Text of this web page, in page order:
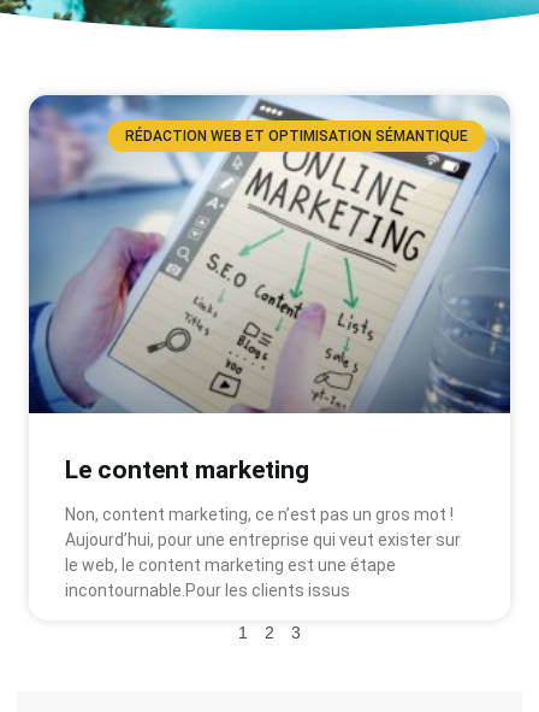
RÉDACTION WEB ET OPTIMISATION SÉMANTIQUE
Le content marketing
Non, content marketing, ce n’est pas un gros mot !
Aujourd’hui, pour une entreprise qui veut exister sur
le web, le content marketing est une étape
incontournable.Pour les clients issus
1 2 3